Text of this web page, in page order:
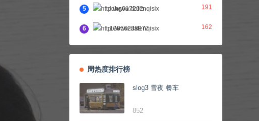
5 long617212 191
6 18856238977 162
周热度排行榜
slog3 雪夜 餐车
852